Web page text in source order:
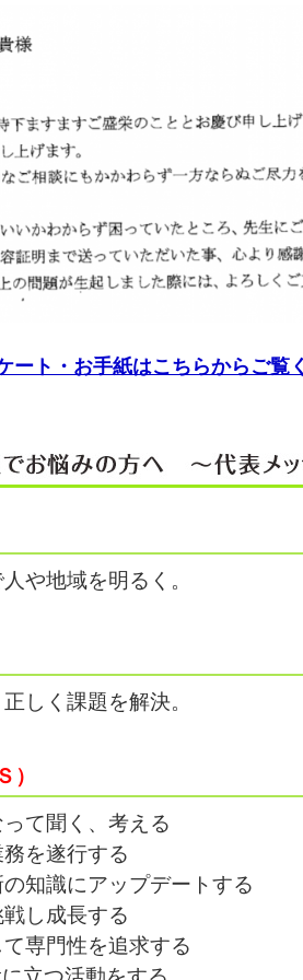
ート・お手紙はこちらからご覧
や地域を明るく。
しく課題を解決。
）
て聞く、考える
を遂行する
知識にアップデートする
し成長する
専門性を追求する